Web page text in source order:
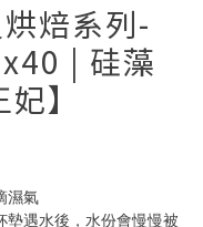
焙系列-
| 硅藻
】
濕氣
遇水後，水份會慢慢被